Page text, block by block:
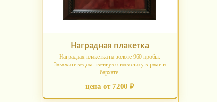
Наградная плакетка
Наградная плакетка на золоте 960 пробы.
Закажите ведомственную символику в раме и
бархате.
цена от 7200 ₽